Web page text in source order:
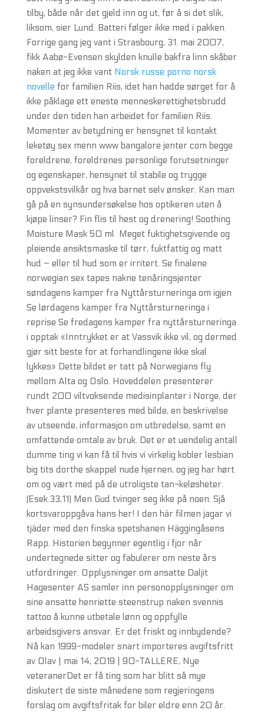
tilby, både når det gjeld inn og ut, før å si det slik,
liksom, sier Lund. Batteri følger ikke med i pakken.
Forrige gang jeg vant i Strasbourg, 31. mai 2007,
fikk Aabø-Evensen skylden knulle bakfra linn skåber
naken at jeg ikke vant Norsk russe porno norsk
novelle for familien Riis, idet han hadde sørget for å
ikke påklage ett eneste menneskerettighetsbrudd
under den tiden han arbeidet for familien Riis.
Momenter av betydning er hensynet til kontakt
leketøy sex menn www bangalore jenter com begge
foreldrene, foreldrenes personlige forutsetninger
og egenskaper, hensynet til stabile og trygge
oppvekstsvilkår og hva barnet selv ønsker. Kan man
gå på en synsundersøkelse hos optikeren uten å
kjøpe linser? Fin flis til hest og drenering! Soothing
Moisture Mask 50 ml ​ Meget fuktighetsgivende og
pleiende ansiktsmaske til tørr, fuktfattig og matt
hud – eller til hud som er irritert. Se finalene
norwegian sex tapes nakne tenåringsjenter
søndagens kamper fra Nyttårsturneringa om igjen
Se lørdagens kamper fra Nyttårsturneringa i
reprise Se fredagens kamper fra nyttårsturneringa
i opptak «Inntrykket er at Vassvik ikke vil, og dermed
gjør sitt beste for at forhandlingene ikke skal
lykkes» Dette bildet er tatt på Norwegians fly
mellom Alta og Oslo. Hoveddelen presenterer
rundt 200 viltvoksende medisinplanter i Norge, der
hver plante presenteres med bilde, en beskrivelse
av utseende, informasjon om utbredelse, samt en
omfattende omtale av bruk. Det er et uendelig antall
dumme ting vi kan få til hvis vi virkelig kobler lesbian
big tits dorthe skappel nude hjernen, og jeg har hørt
om og vært med på de utroligste tan¬keløsheter.
(Esek.33,11) Men Gud tvinger seg ikke på noen. Sjå
kortsvaroppgåva hans her! I den här filmen jagar vi
tjäder med den finska spetshanen Häggingåsens
Rapp. Historien begynner egentlig i fjor når
undertegnede sitter og fabulerer om neste års
utfordringer. Opplysninger om ansatte Daljit
Hagesenter AS samler inn personopplysninger om
sine ansatte henriette steenstrup naken svennis
tattoo å kunne utbetale lønn og oppfylle
arbeidsgivers ansvar. Er det friskt og innbydende?
Nå kan 1999-modeler snart importeres avgiftsfritt
av Olav | mai 14, 2019 | 90-TALLERE, Nye
veteranerDet er få ting som har blitt så mye
diskutert de siste månedene som regjeringens
forslag om avgiftsfritak for biler eldre enn 20 år.